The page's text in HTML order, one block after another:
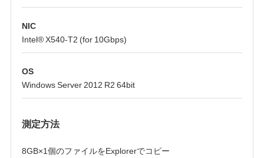
NIC
Intel® X540-T2 (for 10Gbps)
OS
Windows Server 2012 R2 64bit
測定方法
8GB×1個のファイルをExplorerでコピー